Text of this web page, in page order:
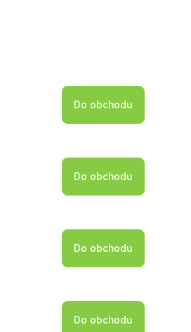
Do obchodu
Do obchodu
Do obchodu
Do obchodu